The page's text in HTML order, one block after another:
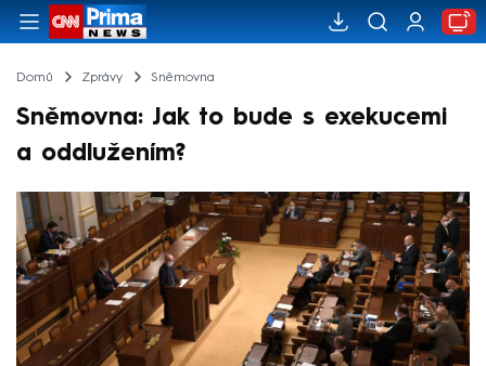
Domů Zprávy Sněmovna
Sněmovna: Jak to bude s exekucemi
a oddlužením?